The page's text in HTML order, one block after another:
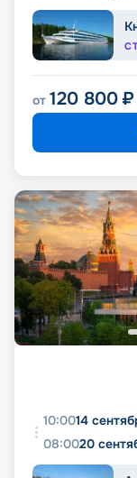
от 120 800 ₽
10:0014
08:0020